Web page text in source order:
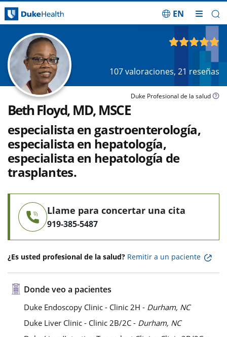
EN
107valoraciones, 21 reseñas
Duke Profesional de la salud
Beth Floyd, MD, MSCE
especialista en gastroenterología,
especialista en hepatología,
especialista en hepatología de
trasplantes.
Llame para concertar una cita
919-385-5487
¿Es usted profesional de la salud? Remitir a un paciente
Donde veo a pacientes
Duke Endoscopy Clinic - Clinic 2H - Durham, NC
Duke Liver Clinic - Clinic 2B/2C - Durham, NC